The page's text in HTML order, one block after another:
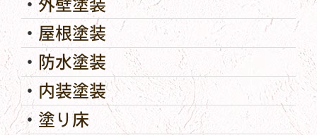
外壁塗装
屋根塗装
防水塗装
内装塗装
塗り床